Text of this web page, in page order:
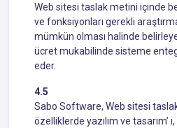
Web sitesi taslak metini içinde
ve fonksiyonları gerekli
mümkün olması halinde
ücret mukabilinde sisteme
eder.
4.5
Sabo Software, Web sitesi
özelliklerde yazılım ve tasarım’